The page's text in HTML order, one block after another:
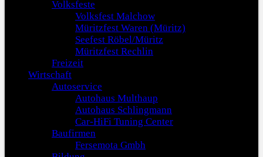
Volksfeste
Volksfest Malchow
Müritzfest Waren (Müritz)
Seefest Röbel/Müritz
Müritzfest Rechlin
Freizeit
Wirtschaft
Autoservice
Autohaus Multhaup
Autohaus Schlingmann
Car-HiFi Tuning Center
Baufirmen
Fersemota Gmbh